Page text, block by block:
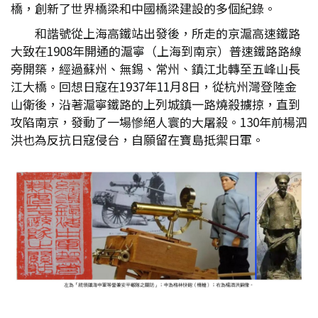
橋，創新了世界橋梁和中國橋梁建設的多個紀錄。
和諧號從上海高鐵站出發後，所走的京滬高速鐵路
大致在1908年開通的滬寧（上海到南京）普速鐵路路線
旁開築，經過蘇州、無錫、常州、鎮江北轉至五峰山長
江大橋。回想日寇在1937年11月8日，從杭州灣登陸金
山衛後，沿著滬寧鐵路的上列城鎮一路燒殺擄掠，直到
攻陷南京，發動了一場慘絕人寰的大屠殺。130年前楊泗
洪也為反抗日寇侵台，自願留在寶島抵禦日軍。